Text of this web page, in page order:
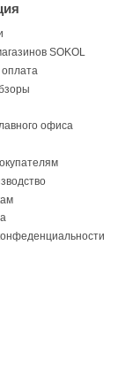
SOKOL
оплата
офиса